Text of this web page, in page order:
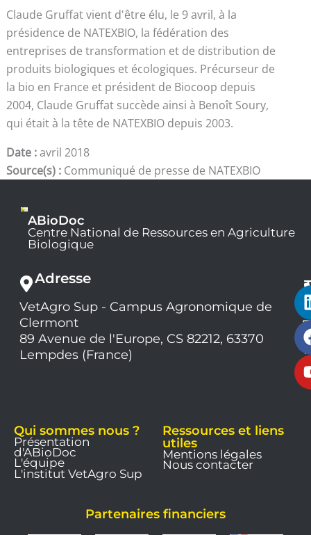
Claude Gruffat vient d'être élu, le 9 avril, à la
présidence de NATEXBIO, la fédération des
entreprises de transformation et de distribution de
produits biologiques et écologiques. Précurseur de
la bio en France et président de Biocoop depuis
2004, Claude Gruffat succède ainsi à Benoît Soury,
qui était à la tête de NATEXBIO depuis 2003.
Date :avril 2018
Source(s) : Communiqué de presse de NATEXBIO
ABioDoc
Centre National de Ressources en Agriculture
Biologique
Adresse
VetAgro Sup - Campus Agronomique de
Clermont
89 Avenue de l'Europe, CS 82212, 63370
Lempdes (France)
Qui sommes nous ?
Présentation
d'ABioDoc
L'équipe
L'institut VetAgro Sup
Ressources et liens
utiles
Mentions légales
Nous contacter
Partenaires financiers